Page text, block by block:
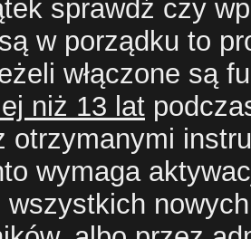
sprawdź czy
w porządku to
włączone są
niż 13 lat
otrzymanymi
wymaga
wszystkich